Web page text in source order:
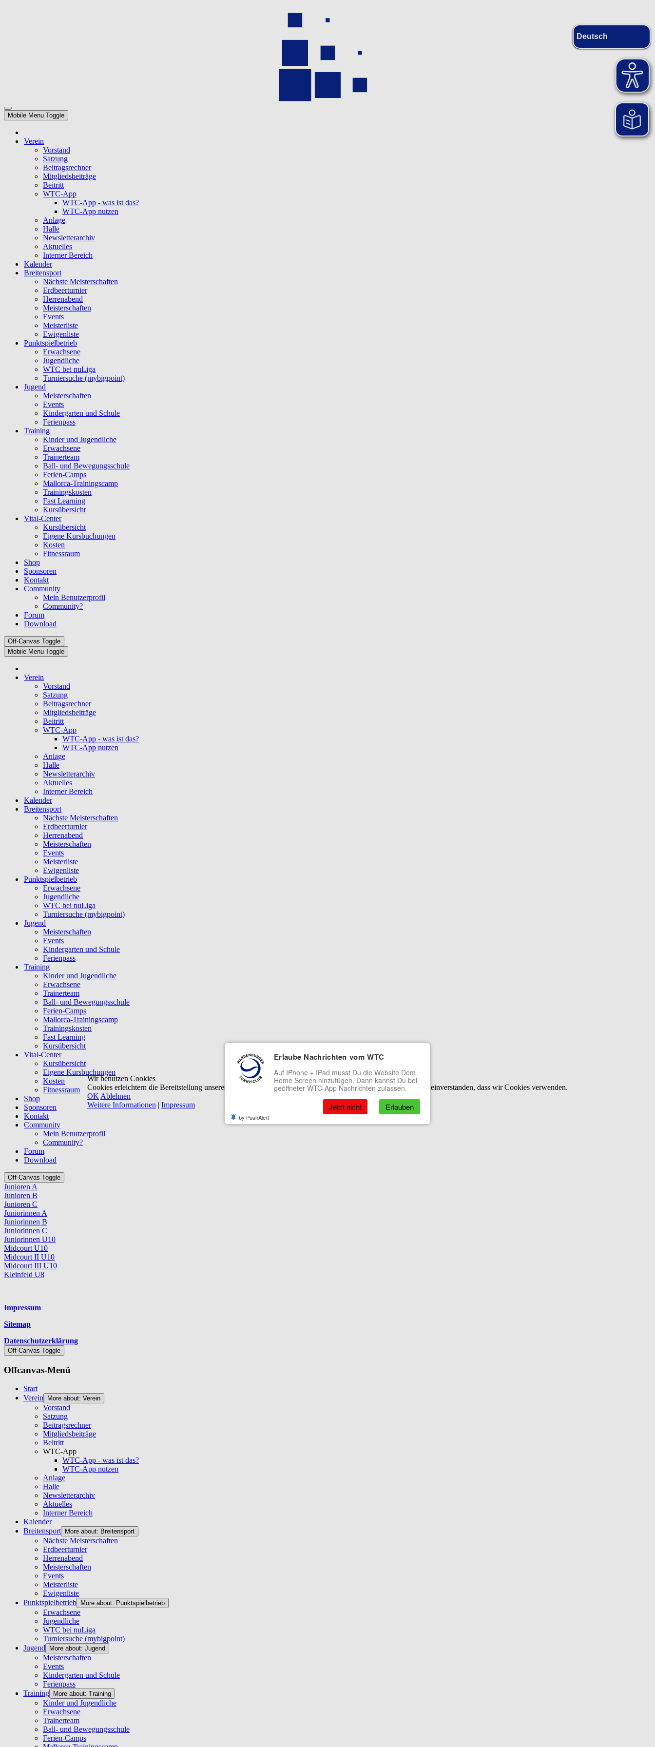
Mobile Menu Toggle
Verein
Vorstand
Satzung
Beitragsrechner
Mitgliedsbeiträge
Beitritt
WTC-App
WTC-App - was ist das?
WTC-App nutzen
Anlage
Halle
Newsletterarchiv
Aktuelles
Interner Bereich
Kalender
Breitensport
Nächste Meisterschaften
Erdbeerturnier
Herrenabend
Meisterschaften
Events
Meisterliste
Ewigenliste
Punktspielbetrieb
Erwachsene
Jugendliche
WTC bei nuLiga
Turniersuche (mybigpoint)
Jugend
Meisterschaften
Events
Kindergarten und Schule
Ferienpass
Training
Kinder und Jugendliche
Erwachsene
Trainerteam
Ball- und Bewegungsschule
Ferien-Camps
Mallorca-Trainingscamp
Trainingskosten
Fast Learning
Kursübersicht
Vital-Center
Kursübersicht
Eigene Kursbuchungen
Kosten
Fitnessraum
Shop
Sponsoren
Kontakt
Community
Mein Benutzerprofil
Community?
Forum
Download
Off-Canvas Toggle
Mobile Menu Toggle
Verein
Vorstand
Satzung
Beitragsrechner
Mitgliedsbeiträge
Beitritt
WTC-App
WTC-App - was ist das?
WTC-App nutzen
Anlage
Halle
Newsletterarchiv
Aktuelles
Interner Bereich
Kalender
Breitensport
Nächste Meisterschaften
Erdbeerturnier
Herrenabend
Meisterschaften
Events
Meisterliste
Ewigenliste
Punktspielbetrieb
Erwachsene
Jugendliche
WTC bei nuLiga
Turniersuche (mybigpoint)
Jugend
Meisterschaften
Events
Kindergarten und Schule
Ferienpass
Training
Kinder und Jugendliche
Erwachsene
Trainerteam
Ball- und Bewegungsschule
Ferien-Camps
Mallorca-Trainingscamp
Trainingskosten
Fast Learning
Kursübersicht
Vital-Center
Kursübersicht
Eigene Kursbuchungen
Kosten
Fitnessraum
Shop
Sponsoren
Kontakt
Community
Mein Benutzerprofil
Community?
Forum
Download
Off-Canvas Toggle
Junioren A
Junioren B
Junioren C
Juniorinnen A
Juniorinnen B
Juniorinnen C
Juniorinnen U10
Midcourt U10
Midcourt II U10
Midcourt III U10
Kleinfeld U8
Impressum
Sitemap
Datenschutzerklärung
Off-Canvas Toggle
Offcanvas-Menü
Start
Verein
More about: Verein
Vorstand
Satzung
Beitragsrechner
Mitgliedsbeiträge
Beitritt
WTC-App
WTC-App - was ist das?
WTC-App nutzen
Anlage
Halle
Newsletterarchiv
Aktuelles
Interner Bereich
Kalender
Breitensport
More about: Breitensport
Nächste Meisterschaften
Erdbeerturnier
Herrenabend
Meisterschaften
Events
Meisterliste
Ewigenliste
Punktspielbetrieb
More about: Punktspielbetrieb
Erwachsene
Jugendliche
WTC bei nuLiga
Turniersuche (mybigpoint)
Jugend
More about: Jugend
Meisterschaften
Events
Kindergarten und Schule
Ferienpass
Training
More about: Training
Kinder und Jugendliche
Erwachsene
Trainerteam
Ball- und Bewegungsschule
Ferien-Camps
Wir benutzen Cookies
Cookies erleichtern die Bereitstellung unserer Dienste. Mit der Nutzung unserer Dienste erklärst Du Dich damit einverstanden, dass wir Cookies verwenden.
OK Ablehnen
Weitere Informationen | Impressum
Erlaube Nachrichten vom WTC
Auf IPhone + IPad musst Du die Website Dem
Home Screen hinzufügen. Dann kannst Du bei
geöffneter WTC-App Nachrichten zulassen.
Jetzt nicht Erlauben
by PushAlert